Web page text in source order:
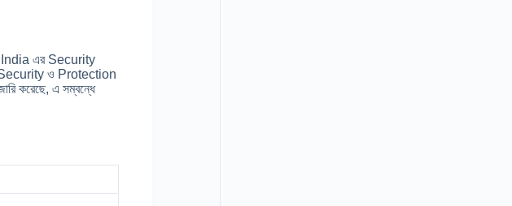
এর Security
Security ও Protection
করেছে, এ সম্বন্ধে